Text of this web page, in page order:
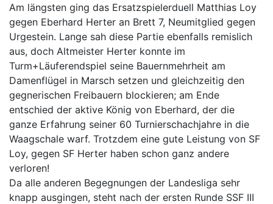
Am längsten ging das Ersatzspielerduell Matthias Loy
gegen Eberhard Herter an Brett 7, Neumitglied gegen
Urgestein. Lange sah diese Partie ebenfalls remislich
aus, doch Altmeister Herter konnte im
Turm+Läuferendspiel seine Bauernmehrheit am
Damenflügel in Marsch setzen und gleichzeitig den
gegnerischen Freibauern blockieren; am Ende
entschied der aktive König von Eberhard, der die
ganze Erfahrung seiner 60 Turnierschachjahre in die
Waagschale warf. Trotzdem eine gute Leistung von SF
Loy, gegen SF Herter haben schon ganz andere
verloren!
Da alle anderen Begegnungen der Landesliga sehr
knapp ausgingen, steht nach der ersten Runde SSF III